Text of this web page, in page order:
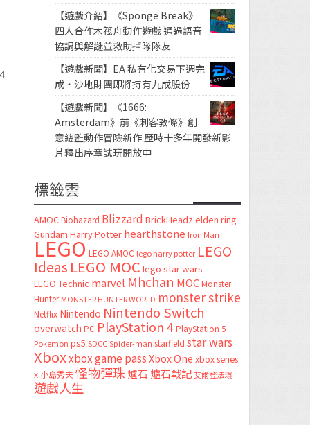
【遊戲介紹】《Sponge Break》
四人合作木筏舟動作遊戲 通過語音
協調與解謎並救助掉隊隊友
【遊戲新聞】EA 私有化交易下週完
成・沙地財團即將持有九成股份
【遊戲新聞】《1666:
Amsterdam》前《刺客教條》創
意總監動作冒險新作 歷時十多年開發新影
片釋出序章試玩開放中
標籤雲
AMOC Biohazard Blizzard BrickHeadz elden ring
Gundam Harry Potter hearthstone Iron Man
LEGO LEGO AMOC lego harry potter LEGO
Ideas LEGO MOC lego star wars
LEGO Technic marvel Mhchan MOC Monster
Hunter MONSTER HUNTER WORLD monster strike
Netflix Nintendo Nintendo Switch
overwatch PC PlayStation 4 PlayStation 5
Pokemon ps5 SDCC Spider-man starfield star wars
Xboxxbox game passXbox One xbox series
x 小島秀夫怪物彈珠 爐石 爐石戰記艾爾登法環
遊戲人生